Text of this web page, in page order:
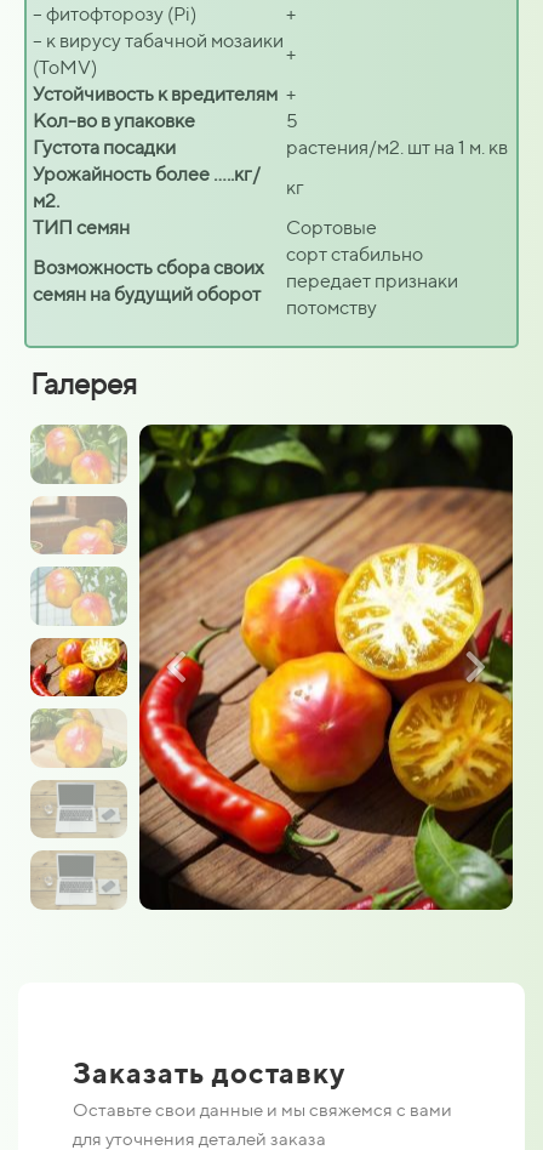
– фитофторозу (Pi)
+
– к вирусу табачной мозаики
(ToMV)
+
Устойчивость к вредителям +
Кол-во в упаковке
5
Густота посадки
растения/м2. шт на 1 м. кв
Урожайность более …..кг/
м2.
кг
ТИП семян
Сортовые
Возможность сбора своих
семян на будущий оборот
сорт стабильно
передает признаки
потомству
Галерея
Заказать доставку
Оставьте свои данные и мы свяжемся с вами
для уточнения деталей заказа